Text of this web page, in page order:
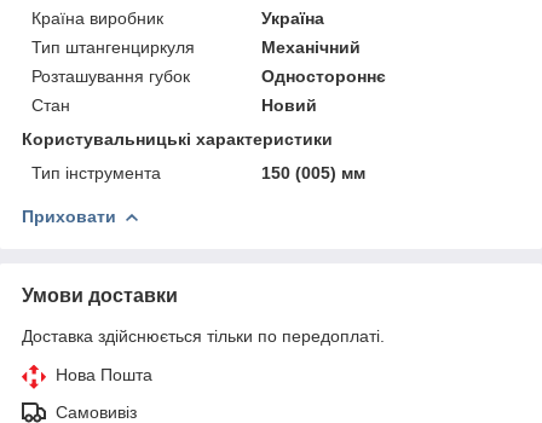
Країна виробник
Україна
Тип штангенциркуля
Механічний
Розташування губок
Одностороннє
Стан
Новий
Користувальницькі характеристики
Тип інструмента
150 (005) мм
Приховати
Умови доставки
Доставка здійснюється тільки по передоплаті.
Нова Пошта
Самовивіз